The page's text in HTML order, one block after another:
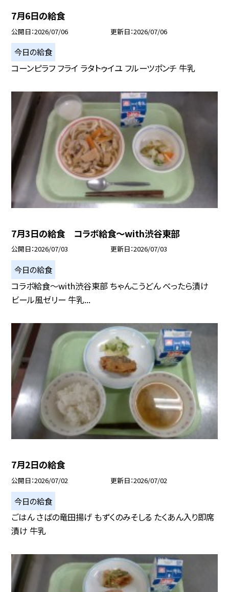
7月6日の給食
公開日 2026/07/06 更新日 2026/07/06
今日の給食
コーンピラフ フライ ラタトゥイユ フルーツポンチ 牛乳
7月3日の給食 コラボ給食～with渋谷東部
公開日 2026/07/03 更新日 2026/07/03
今日の給食
コラボ給食～with渋谷東部 ちゃんこうどん べったら漬け
ビール風ゼリー 牛乳...
7月2日の給食
公開日 2026/07/02 更新日 2026/07/02
今日の給食
ごはん さばの竜田揚げ もずくのみそしる たくあん入り即席
漬け 牛乳